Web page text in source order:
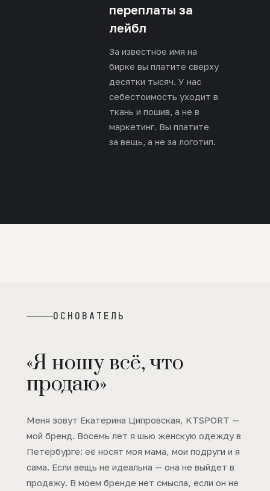
переплаты за
лейбл
За известное имя на
бирке вы платите сверху
десятки тысяч. У нас
себестоимость уходит в
ткань и пошив, а не в
маркетинг. Вы платите
за вещь, а не за логотип.
ОСНОВАТЕЛЬ
«Я ношу всё, что
продаю»
Меня зовут Екатерина Ципровская, KTSPORT —
мой бренд. Восемь лет я шью женскую одежду в
Петербурге: её носят моя мама, мои подруги и я
сама. Если вещь не идеальна — она не выйдет в
продажу. В моем бренде нет смысла, если он не